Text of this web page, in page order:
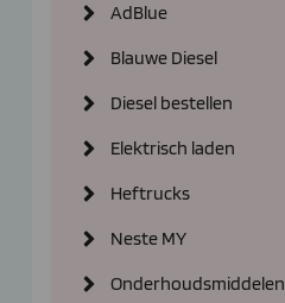
AdBlue
Blauwe Diesel
Diesel bestellen
Elektrisch laden
Heftrucks
Neste MY
Onderhoudsmiddelen